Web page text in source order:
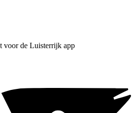
voor de Luisterrijk app